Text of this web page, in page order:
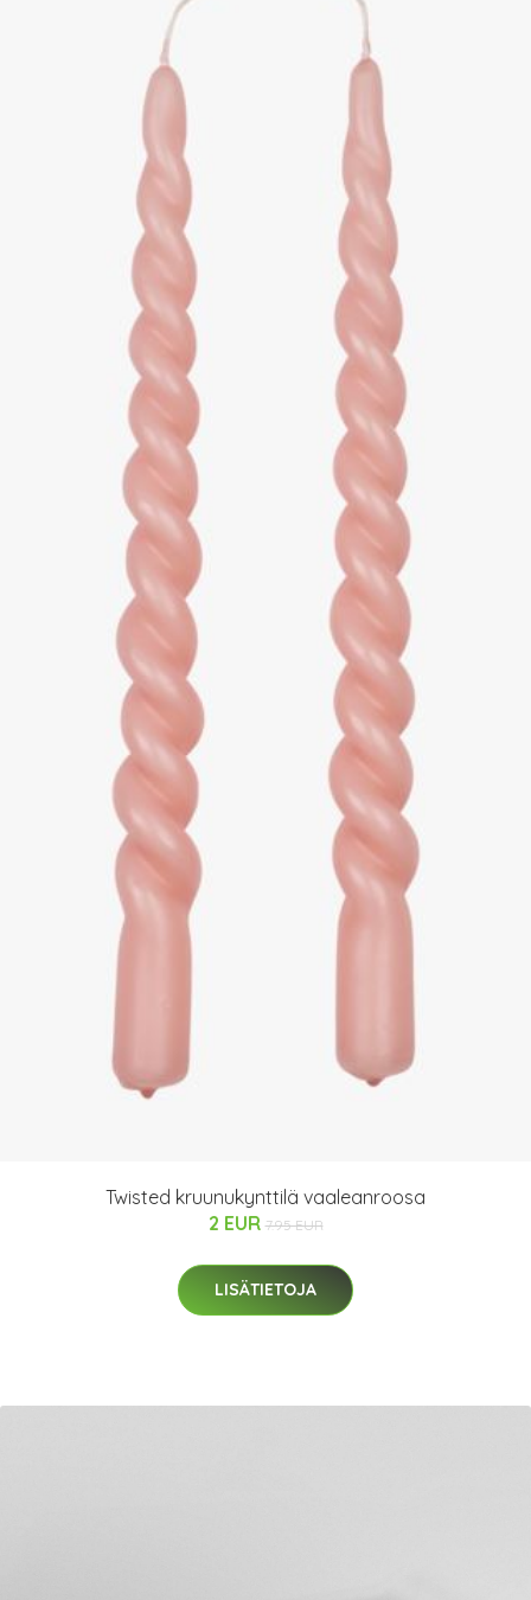
Twisted kruunukynttilä vaaleanroosa
2 EUR 7.95 EUR
LISÄTIETOJA